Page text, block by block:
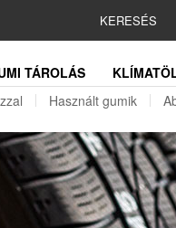
KERESÉS
TÁROLÁS
Használt gumik